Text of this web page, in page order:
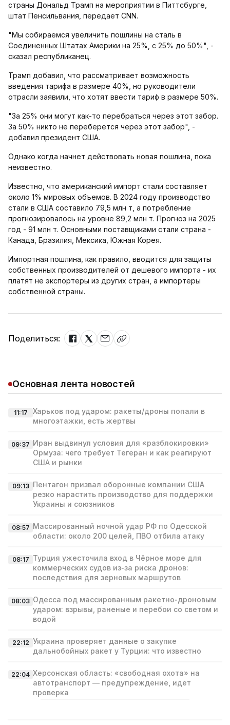
страны Дональд Трамп на мероприятии в Питтсбурге,
штат Пенсильвания, передает CNN.
"Мы собираемся увеличить пошлины на сталь в
Соединенных Штатах Америки на 25%, с 25% до 50%", -
сказал республиканец.
Трамп добавил, что рассматривает возможность
введения тарифа в размере 40%, но руководители
отрасли заявили, что хотят ввести тариф в размере 50%.
"За 25% они могут как-то перебраться через этот забор.
За 50% никто не переберется через этот забор", -
добавил президент США.
Однако когда начнет действовать новая пошлина, пока
неизвестно.
Известно, что американский импорт стали составляет
около 1% мировых объемов. В 2024 году производство
стали в США составило 79,5 млн т, а потребление
прогнозировалось на уровне 89,2 млн т. Прогноз на 2025
год - 91 млн т. Основными поставщиками стали страна -
Канада, Бразилия, Мексика, Южная Корея.
Импортная пошлина, как правило, вводится для защиты
собственных производителей от дешевого импорта - их
платят не экспортеры из других стран, а импортеры
собственной страны.
Поделиться:
Основная лента новостей
11:17
Харьков под ударом: ракеты/дроны попали в
многоэтажки, есть жертвы
09:37 Иран выдвинул условия для «разблокировки»
Ормуза: чего требует Тегеран и как реагируют
США и рынки
09:13 Пентагон призвал оборонные компании США
резко нарастить производство для поддержки
Украины и союзников
08:57 Массированный ночной удар РФ по Одесской
области: около 200 целей, ПВО отбила атаку
08:17 Турция ужесточила вход в Чёрное море для
коммерческих судов из‑за риска дронов:
последствия для зерновых маршрутов
08:03 Одесса под массированным ракетно‑дроновым
ударом: взрывы, раненые и перебои со светом и
водой
22:12 Украина проверяет данные о закупке
дальнобойных ракет у Турции: что известно
22:04 Херсонская область: «свободная охота» на
автотранспорт — предупреждение, идет
проверка